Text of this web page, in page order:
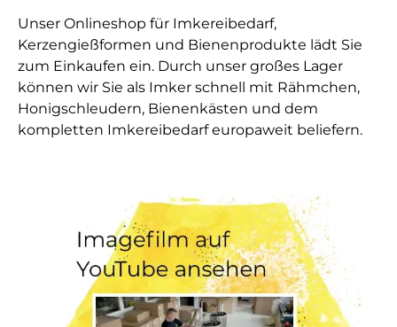
Unser Onlineshop für Imkereibedarf,
Kerzengießformen und Bienenprodukte lädt Sie
zum Einkaufen ein. Durch unser großes Lager
können wir Sie als Imker schnell mit Rähmchen,
Honigschleudern, Bienenkästen und dem
kompletten Imkereibedarf europaweit beliefern.